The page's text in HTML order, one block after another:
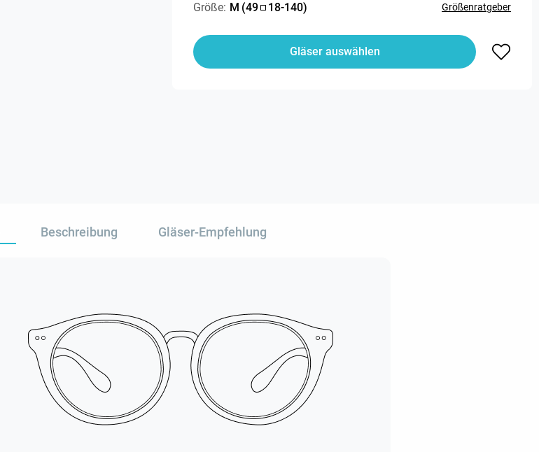
Größe: M (49 18-140) Größenratgeber
Gläser auswählen
Beschreibung Gläser-Empfehlung